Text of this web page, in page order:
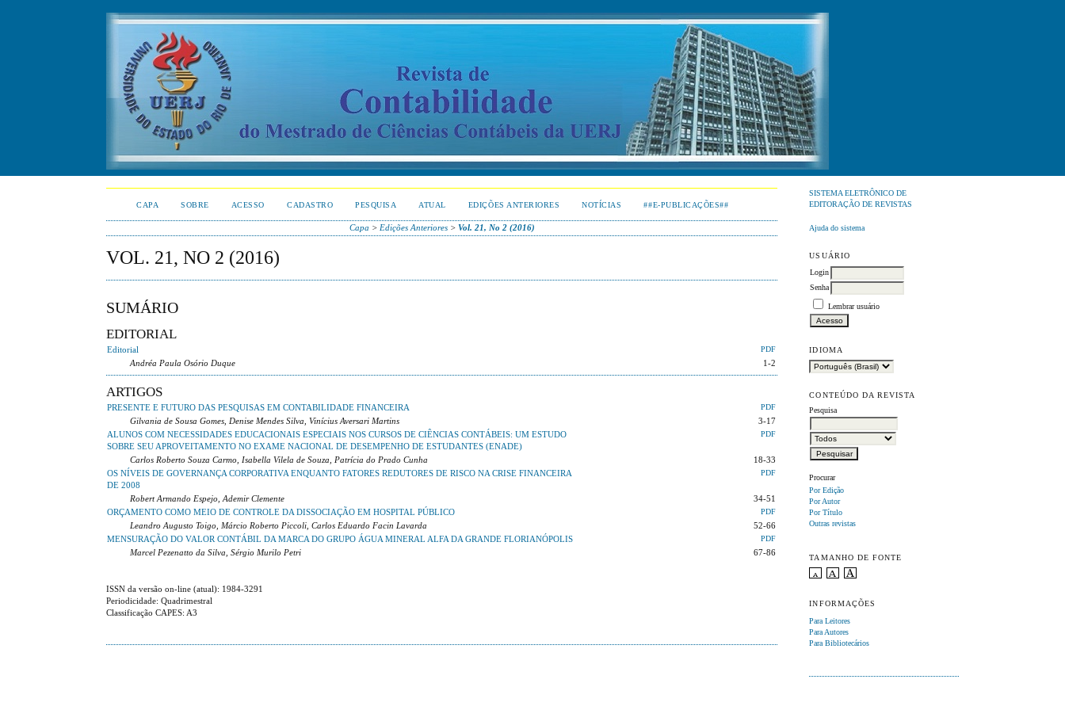
SISTEMA ELETRÔNICO DE
EDITORAÇÃO DE REVISTAS
Ajuda do sistema
USUÁRIO
Login
Senha
Lembrar usuário
IDIOMA
CONTEÚDO DA REVISTA
Pesquisa
Procurar
Por Edição
Por Autor
Por Título
Outras revistas
TAMANHO DE FONTE
INFORMAÇÕES
Para Leitores
Para Autores
Para Bibliotecários
CAPA SOBRE ACESSO CADASTRO PESQUISA ATUAL EDIÇÕES ANTERIORES NOTÍCIAS ##E-PUBLICAÇÕES##
Capa > Edições Anteriores> Vol. 21, No 2 (2016)
VOL. 21, NO 2 (2016)
SUMÁRIO
EDITORIAL
Editorial PDF
Andréa Paula Osório Duque 1-2
ARTIGOS
PRESENTE E FUTURO DAS PESQUISAS EM CONTABILIDADE FINANCEIRA PDF
Gilvania de Sousa Gomes, Denise Mendes Silva, Vinícius Aversari Martins
3-17
ALUNOS COM NECESSIDADES EDUCACIONAIS ESPECIAIS NOS CURSOS DE CIÊNCIAS CONTÁBEIS: UM ESTUDO
SOBRE SEU APROVEITAMENTO NO EXAME NACIONAL DE DESEMPENHO DE ESTUDANTES (ENADE)
PDF
Carlos Roberto Souza Carmo, Isabella Vilela de Souza, Patrícia do Prado Cunha
18-33
OS NÍVEIS DE GOVERNANÇA CORPORATIVA ENQUANTO FATORES REDUTORES DE RISCO NA CRISE FINANCEIRA
DE 2008
PDF
Robert Armando Espejo, Ademir Clemente
34-51
ORÇAMENTO COMO MEIO DE CONTROLE DA DISSOCIAÇÃO EM HOSPITAL PÚBLICO
PDF
Leandro Augusto Toigo, Márcio Roberto Piccoli, Carlos Eduardo Facin Lavarda
52-66
MENSURAÇÃO DO VALOR CONTÁBIL DA MARCA DO GRUPO ÁGUA MINERAL ALFA DA GRANDE FLORIANÓPOLIS
PDF
Marcel Pezenatto da Silva, Sérgio Murilo Petri 67-86
ISSN da versão on-line (atual): 1984-3291
Periodicidade: Quadrimestral
Classificação CAPES: A3